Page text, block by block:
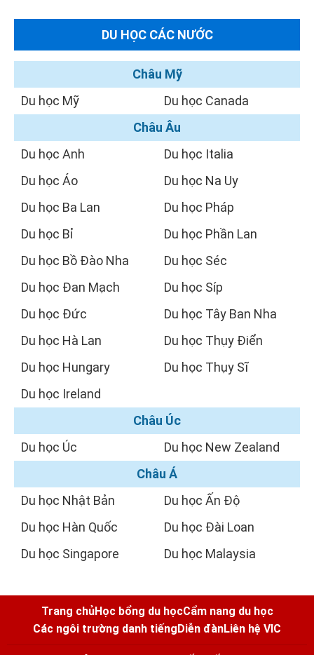
DU HỌC CÁC NƯỚC
Châu Mỹ
Du học Mỹ
Du học Canada
Châu Âu
Du học Anh
Du học Áo
Du học Ba Lan
Du học Bỉ
Du học Bồ Đào Nha
Du học Đan Mạch
Du học Đức
Du học Hà Lan
Du học Hungary
Du học Ireland
Du học Italia
Du học Na Uy
Du học Pháp
Du học Phần Lan
Du học Séc
Du học Síp
Du học Tây Ban Nha
Du học Thụy Điển
Du học Thụy Sĩ
Châu Úc
Du học Úc
Du học New Zealand
Châu Á
Du học Nhật Bản
Du học Hàn Quốc
Du học Singapore
Du học Ấn Độ
Du học Đài Loan
Du học Malaysia
Trang chủHọc bổng du họcCẩm nang du học
Các ngôi trường danh tiếngDiễn đànLiên hệ VIC